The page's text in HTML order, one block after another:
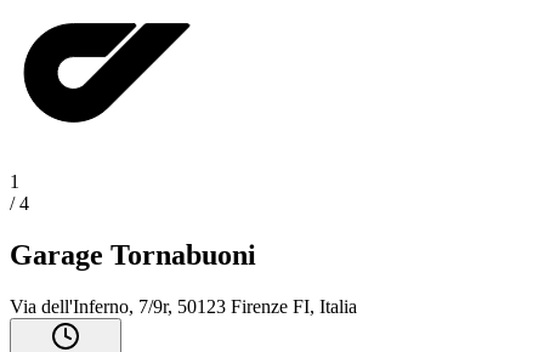
1
/4
Garage Tornabuoni
Via dell'Inferno, 7/9r, 50123 Firenze FI, Italia